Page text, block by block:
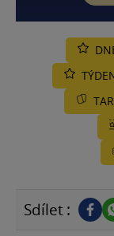
Sdílet :